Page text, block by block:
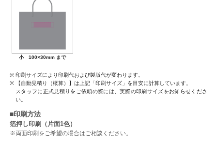
小 100×30mm まで
印刷サイズにより印刷代および製版代が変わります。
【自動見積り（概算）】は上記「印刷サイズ」を目安に計算しています。
スタッフに正式見積りをご依頼の際には、実際の印刷サイズをお知らせくださ
い。
■印刷方法
箔押し印刷（片面1色）
※両面印刷をご希望の場合はご相談ください。